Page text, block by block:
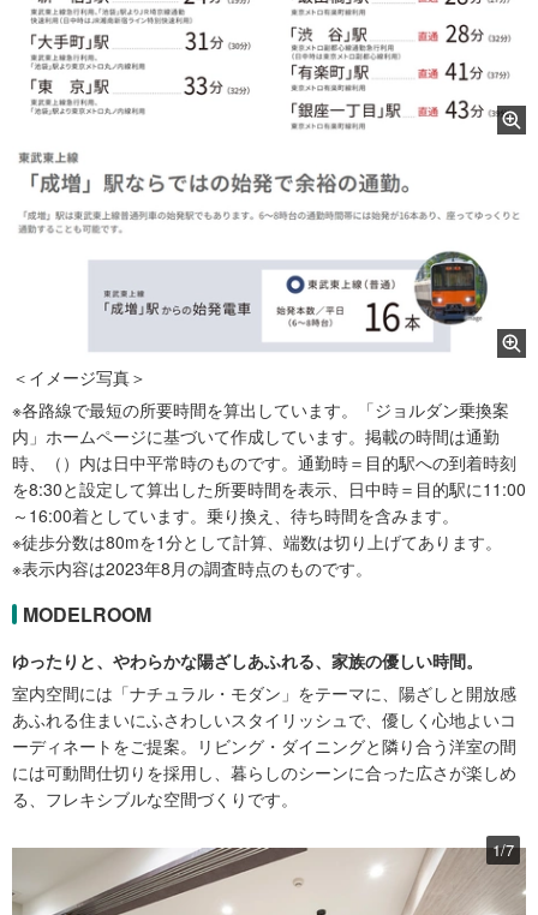
＜イメージ写真＞
※各路線で最短の所要時間を算出しています。「ジョルダン乗換案
内」ホームページに基づいて作成しています。掲載の時間は通勤
時、（）内は日中平常時のものです。通勤時＝目的駅への到着時刻
を8:30と設定して算出した所要時間を表示、日中時＝目的駅に11:00
～16:00着としています。乗り換え、待ち時間を含みます。
※徒歩分数は80mを1分として計算、端数は切り上げてあります。
※表示内容は2023年8月の調査時点のものです。
MODELROOM
ゆったりと、やわらかな陽ざしあふれる、家族の優しい時間。
室内空間には「ナチュラル・モダン」をテーマに、陽ざしと開放感
あふれる住まいにふさわしいスタイリッシュで、優しく心地よいコ
ーディネートをご提案。リビング・ダイニングと隣り合う洋室の間
には可動間仕切りを採用し、暮らしのシーンに合った広さが楽しめ
る、フレキシブルな空間づくりです。
1/7